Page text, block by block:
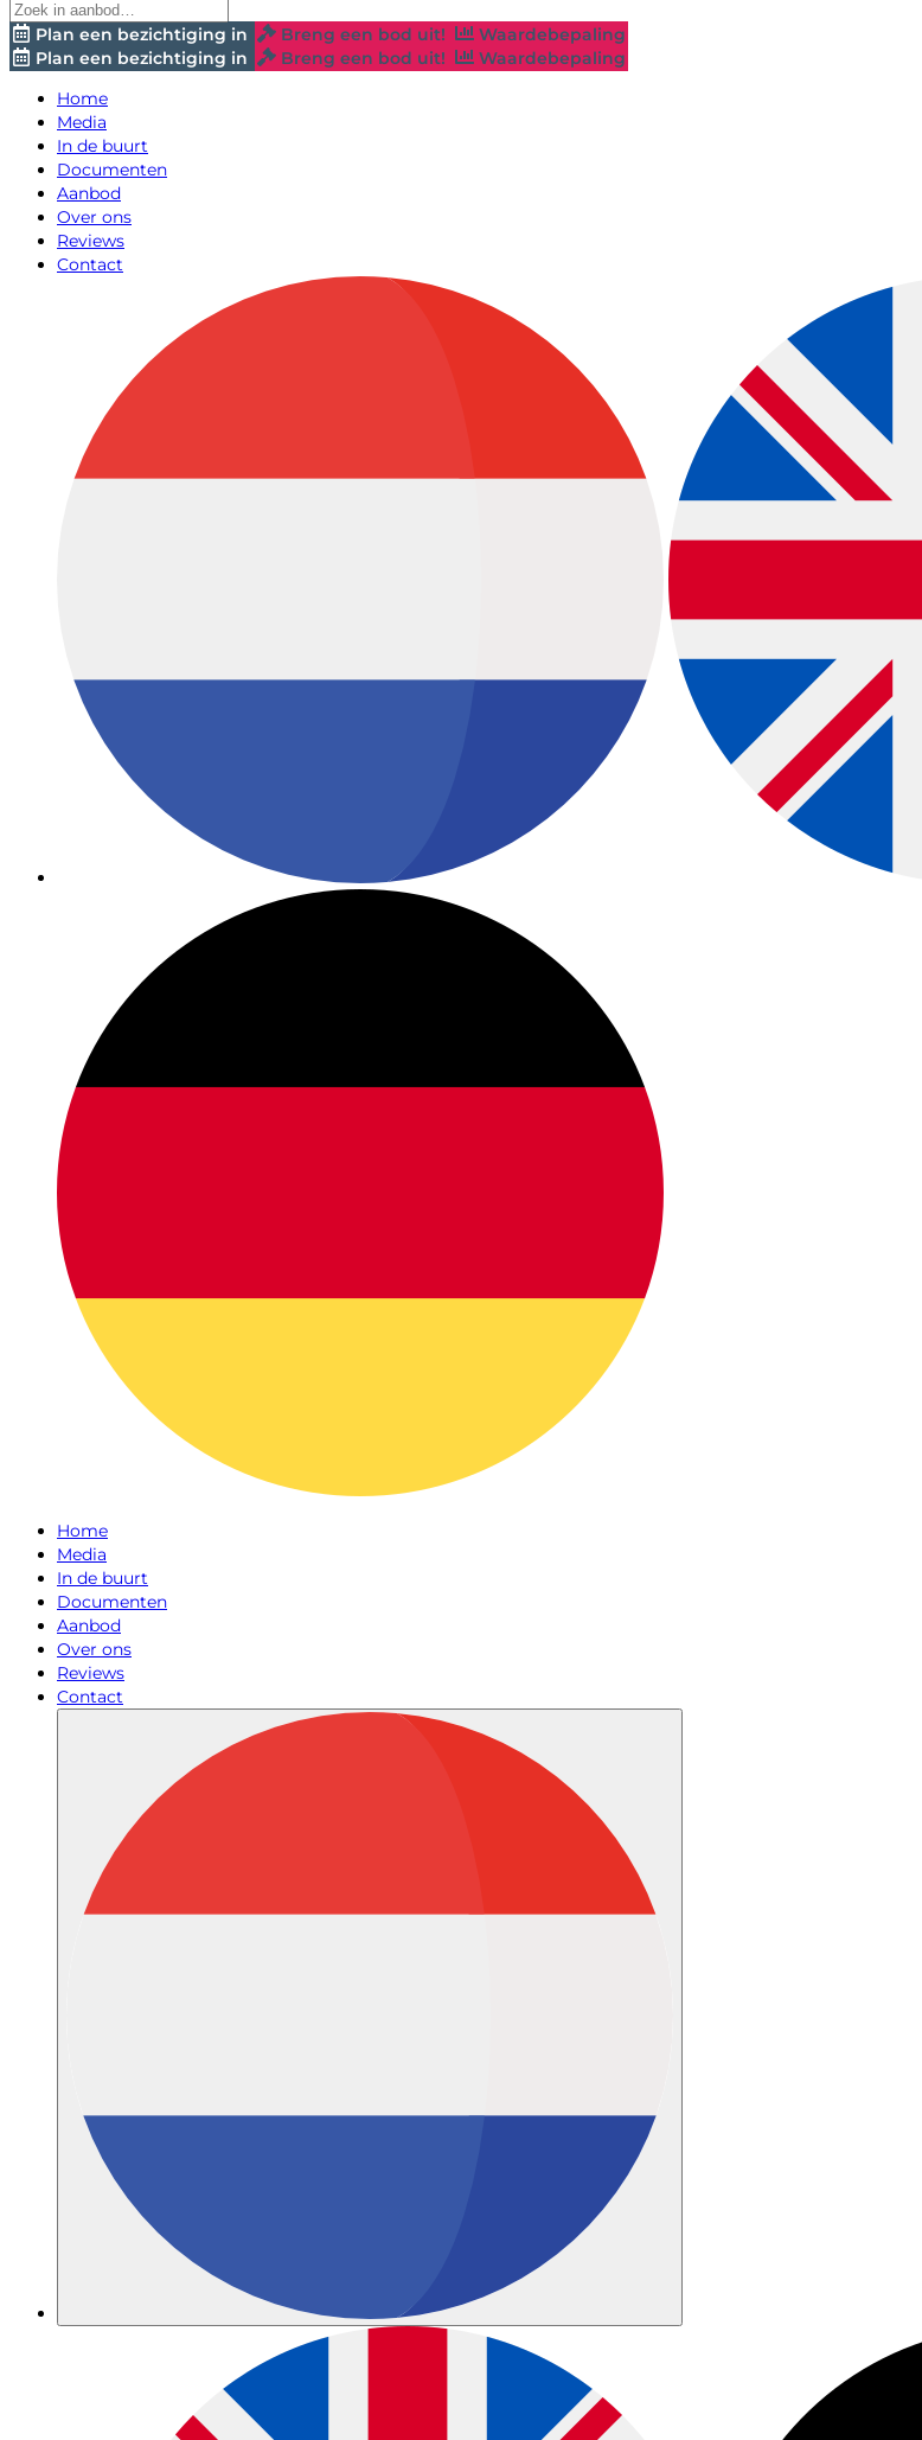
Plan een bezichtiging in Breng een bod uit!
Waardebepaling
Plan een bezichtiging in
Breng een bod uit!
Waardebepaling
Home
Media
In de buurt
Documenten
Aanbod
Over ons
Reviews
Contact
Home
Media
In de buurt
Documenten
Aanbod
Over ons
Reviews
Contact